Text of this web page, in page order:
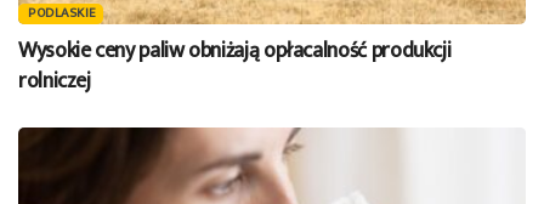
PODLASKIE
Wysokie ceny paliw obniżają opłacalność produkcji
rolniczej